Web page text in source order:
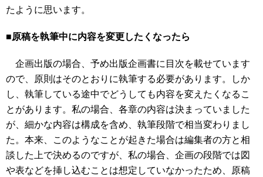
たように思います。
■原稿を執筆中に内容を変更したくなったら
企画出版の場合、予め出版企画書に目次を載せています
ので、原則はそのとおりに執筆する必要があります。しか
し、執筆している途中でどうしても内容を変えたくなるこ
とがあります。私の場合、各章の内容は決まっていました
が、細かな内容は構成を含め、執筆段階で相当変わりまし
た。本来、このようなことが起きた場合は編集者の方と相
談した上で決めるのですが、私の場合、企画の段階では図
や表などを挿し込むことは想定していなかったため、原稿